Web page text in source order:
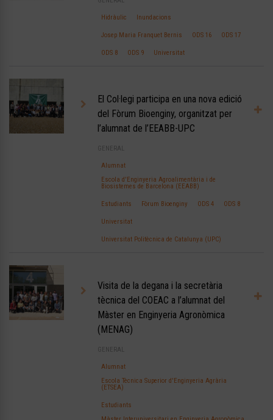
Hidràulic Inundacions
Josep Maria Franquet Bernis ODS 16 ODS 17
ODS 8 ODS 9 Universitat
El Col·legi participa en una nova edició
del Fòrum Bioenginy, organitzat per
l’alumnat de l’EEABB-UPC
GENERAL
Alumnat
Escola d'Enginyeria Agroalimentària i de
Biosistemes de Barcelona (EEABB)
Estudiants Fòrum Bioenginy ODS 4 ODS 8
Universitat
Universitat Politècnica de Catalunya (UPC)
Visita de la degana i la secretària
tècnica del COEAC a l’alumnat del
Màster en Enginyeria Agronòmica
(MENAG)
GENERAL
Alumnat
Escola Tècnica Superior d'Enginyeria Agrària
(ETSEA)
Estudiants